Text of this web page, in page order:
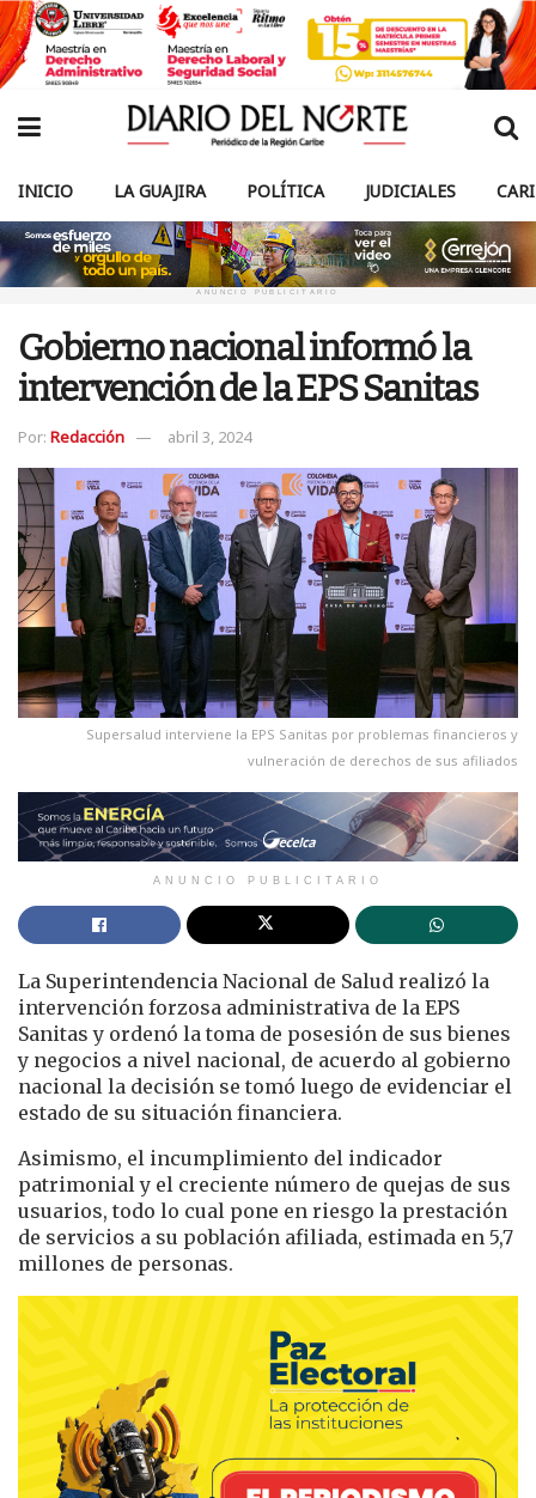
INICIO LA GUAJIRA POLÍTICA JUDICIALES
ANUNCIO PUBLICITARIO
Gobierno nacional informó la
intervención de la EPS Sanitas
Por: Redacción abril 3, 2024
Supersalud interviene la EPS Sanitas por problemas financieros y
vulneración de derechos de sus afiliados
ANUNCIO PUBLICITARIO
La Superintendencia Nacional de Salud realizó la
intervención forzosa administrativa de la EPS
Sanitas y ordenó la toma de posesión de sus bienes
y negocios a nivel nacional, de acuerdo al gobierno
nacional la decisión se tomó luego de evidenciar el
estado de su situación financiera.
Asimismo, el incumplimiento del indicador
patrimonial y el creciente número de quejas de sus
usuarios, todo lo cual pone en riesgo la prestación
de servicios a su población afiliada, estimada en 5,7
millones de personas.